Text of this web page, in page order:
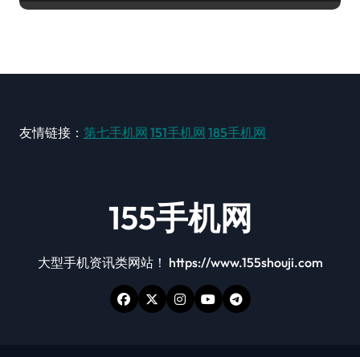
友情链接： 第七手机网 151手机网 185手机网
155手机网
大型手机资讯类网站！ https://www.155shouji.com